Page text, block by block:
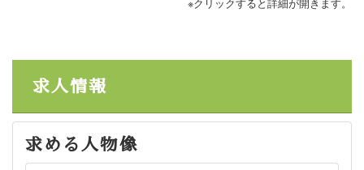
※クリックすると詳細が開きます。
求人情報
求める人物像